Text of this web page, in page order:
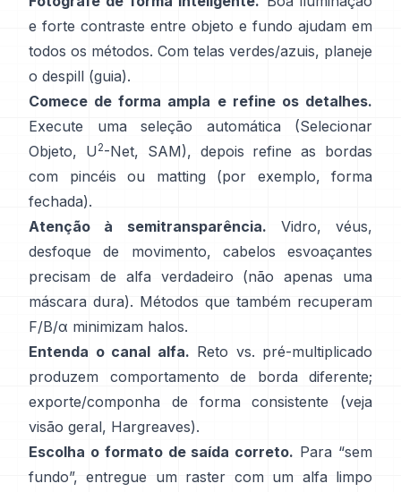
e forte contraste entre objeto e fundo ajudam em
todos os métodos. Com telas verdes/azuis, planeje
o despill (guia).
Comece de forma ampla e refine os detalhes.
Execute uma seleção automática (Selecionar
Objeto, U 2-Net, SAM), depois refine as bordas
com pincéis ou matting (por exemplo,
forma
fechada).
Atenção à semitransparência. Vidro, véus,
desfoque de movimento, cabelos esvoaçantes
precisam de alfa verdadeiro (não apenas uma
máscara dura). Métodos que também recuperam
F/B/α minimizam halos.
Entenda o canal alfa. Reto vs. pré-multiplicado
produzem comportamento de borda diferente;
exporte/componha de forma consistente (veja
visão geral, Hargreaves).
Escolha o formato de saída correto. Para “sem
fundo”, entregue um raster com um alfa limpo